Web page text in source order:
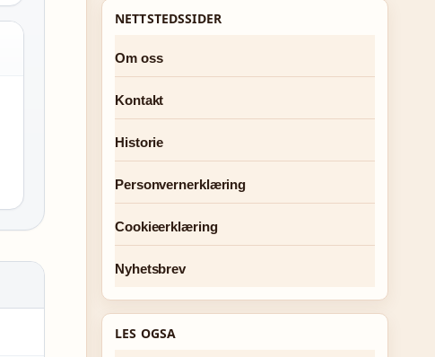
NETTSTEDSSIDER
Om oss
Kontakt
Historie
Personvernerklæring
Cookieerklæring
Nyhetsbrev
LES OGSA